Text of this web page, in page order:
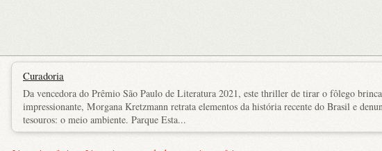
Curadoria
Da vencedora do Prêmio São Paulo de Literatura 2021, este thriller de tirar o fôlego
impressionante, Morgana Kretzmann retrata elementos da história recente do Brasil e
tesouros: o meio ambiente. Parque Esta...